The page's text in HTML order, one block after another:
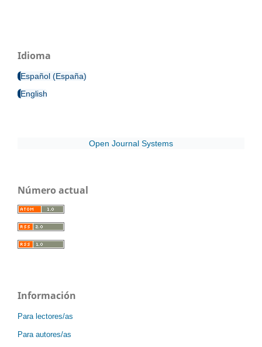
Idioma
Español (España)
English
Open Journal Systems
Número actual
Información
Para lectores/as
Para autores/as